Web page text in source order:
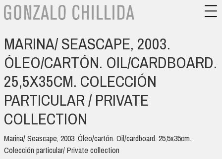
MARINA/ SEASCAPE, 2003.
ÓLEO/CARTÓN. OIL/CARDBOARD.
25,5X35CM. COLECCIÓN
PARTICULAR / PRIVATE
COLLECTION
Marina/ Seascape, 2003. Óleo/cartón. Oil/cardboard. 25,5x35cm.
Colección particular/ Private collection